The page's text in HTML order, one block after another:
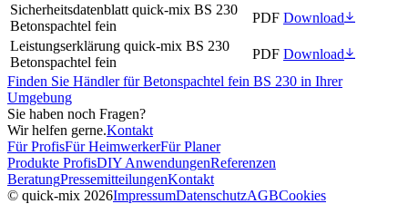
Sicherheitsdatenblatt quick-mix BS 230
Betonspachtel fein
PDF Download
Leistungserklärung quick-mix BS 230
Betonspachtel fein
PDF Download
Finden Sie Händler für Betonspachtel fein BS 230 in Ihrer
Umgebung
Sie haben noch Fragen?
Wir helfen gerne.Kontakt
Für ProfisFür HeimwerkerFür Planer
Produkte ProfisDIY AnwendungenReferenzen
BeratungPressemitteilungenKontakt
© quick-mix 2026ImpressumDatenschutzAGBCookies